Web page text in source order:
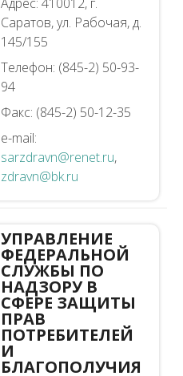
Саратов, ул. Рабочая, д.
145/155
Телефон: (845-2) 50-93-
94
Факс: (845-2) 50-12-35
e-mail:
sarzdravn@renet.ru,
zdravn@bk.ru
УПРАВЛЕНИЕ
ФЕДЕРАЛЬНОЙ
СЛУЖБЫ ПО
НАДЗОРУ В
СФЕРЕ ЗАЩИТЫ
ПРАВ
ПОТРЕБИТЕЛЕЙ
И
БЛАГОПОЛУЧИЯ